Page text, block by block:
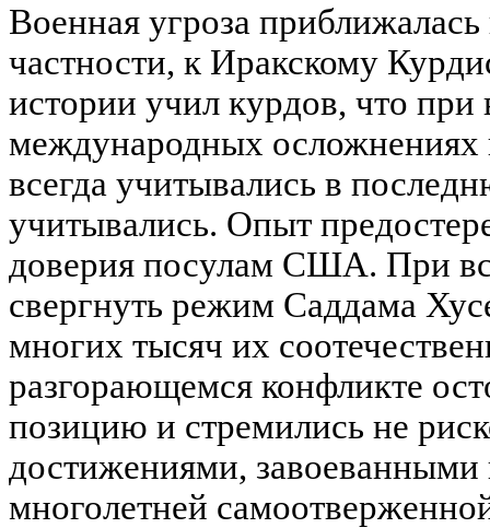
Военная угроза
частности, к Иракскому
истории учил курдов, что при
международных осложнениях
всегда учитывались в
учитывались. Опыт
доверия посулам США. При
свергнуть режим Саддама
многих тысяч их
разгорающемся конфликте
позицию и стремились не
достижениями, завоеванными
многолетней